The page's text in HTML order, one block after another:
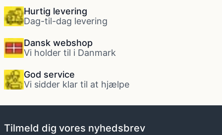
Hurtig levering
Dag-til-dag levering
Dansk webshop
Vi holder til i Danmark
God service
Vi sidder klar til at hjælpe
Tilmeld dig vores nyhedsbrev